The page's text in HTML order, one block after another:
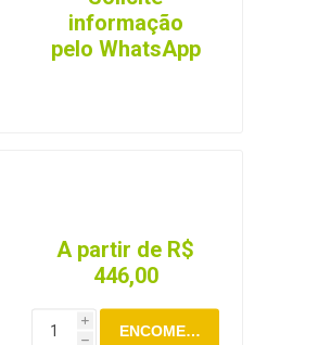
informação
pelo WhatsApp
A partir de R$
446,00
i
h
ENCOMENDAR